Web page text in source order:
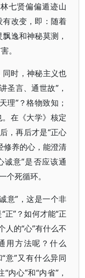
七贤偏偏遁迹山
改变，即：随着
逸和神秘莫测，
。
时，神秘主义也
圣言、通世故”，
理”？格物致知；
在《大学》核定
，再后才是“正心
修养的心，能澄清
诚意”是否应该通
个死循环。
意”，这是一个非
正”？如何才能“正
人的“心”有什么不
用方法呢？什么
意”又有什么异同
内心”和“内省”，